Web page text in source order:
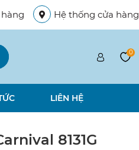
Hệ thống cửa hàng
0
LIÊN HỆ
8131G